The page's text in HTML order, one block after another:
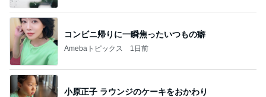
コンビニ帰りに一瞬焦ったいつもの癖
Amebaトピックス 1日前
小原正子 ラウンジのケーキをおかわり